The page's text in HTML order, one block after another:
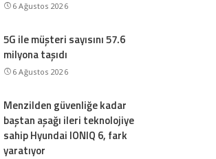
6 Ağustos 2026
5G ile müşteri sayısını 57.6
milyona taşıdı
6 Ağustos 2026
Menzilden güvenliğe kadar
baştan aşağı ileri teknolojiye
sahip Hyundai IONIQ 6, fark
yaratıyor